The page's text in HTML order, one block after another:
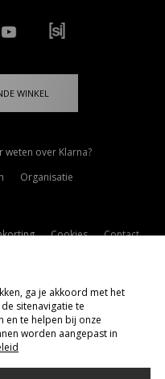
WINKEL
weten over Klarna?
Organisatie
Cookies
Contact
ga je akkoord met het
sitenavigatie te
en te helpen bij onze
worden aangepast in